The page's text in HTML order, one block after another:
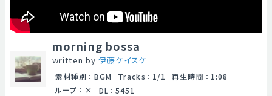
morning bossa
written by伊藤ケイスケ
素材種別 ： BGM Tracks ： 1/1 再生時間 ： 1:08
ループ ： DL ： 5451